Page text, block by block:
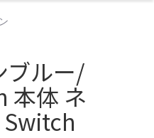
ブルー/
本体 ネ